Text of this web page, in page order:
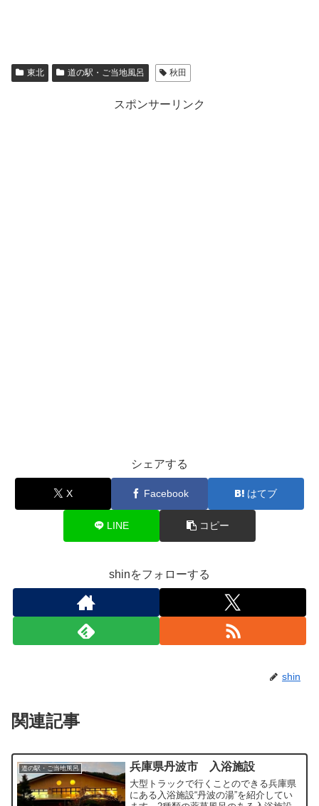
東北 道の駅・ご当地風呂 秋田
スポンサーリンク
シェアする
X Facebook はてブ
LINE コピー
shinをフォローする
shin
関連記事
道の駅・ご当地風呂 兵庫県丹波市 入浴施設
大型トラックで行くことのできる兵庫県
にある入浴施設“丹波の湯”を紹介してい